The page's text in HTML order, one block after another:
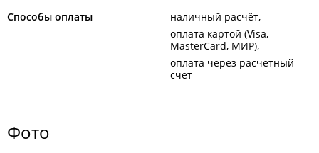
Способы оплаты
наличный расчёт
оплата картой (Visa,
MasterCard, МИР)
оплата через расчётный
счёт
Фото